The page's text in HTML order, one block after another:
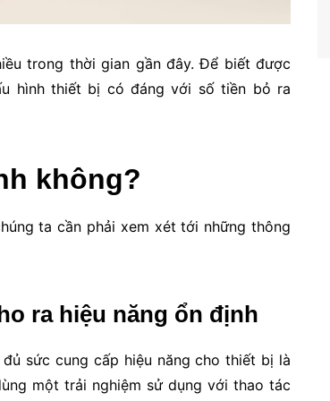
trong thời gian gần đây. Để biết được
hình thiết bị có đáng với số tiền bỏ ra
không?
ta cần phải xem xét tới những thông
ra hiệu năng ổn định
sức cung cấp hiệu năng cho thiết bị là
một trải nghiệm sử dụng với thao tác